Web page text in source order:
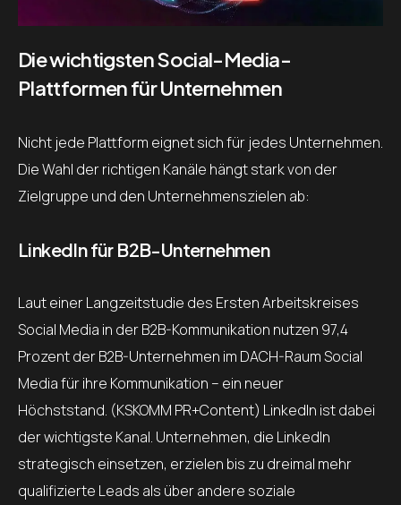
Die wichtigsten Social-Media-
Plattformen für Unternehmen
Nicht jede Plattform eignet sich für jedes Unternehmen.
Die Wahl der richtigen Kanäle hängt stark von der
Zielgruppe und den Unternehmenszielen ab:
LinkedIn für B2B-Unternehmen
Laut einer Langzeitstudie des Ersten Arbeitskreises
Social Media in der B2B-Kommunikation nutzen 97,4
Prozent der B2B-Unternehmen im DACH-Raum Social
Media für ihre Kommunikation – ein neuer
Höchststand. (KSKOMM PR+Content) LinkedIn ist dabei
der wichtigste Kanal. Unternehmen, die LinkedIn
strategisch einsetzen, erzielen bis zu dreimal mehr
qualifizierte Leads als über andere soziale